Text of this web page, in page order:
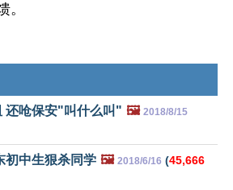
。
还呛保安"叫什么叫" 🖼️ 2018/8/15
初中生狠杀同学 🖼️ 2018/6/16 (45,666